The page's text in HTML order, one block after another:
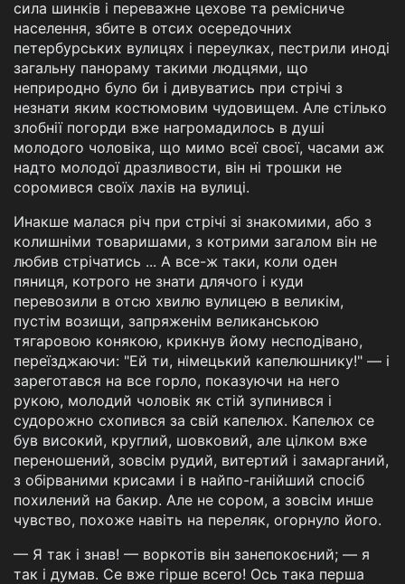
сила шинків і переважне цехове та ремісниче
населення, збите в отсих осередочних
петербурських вулицях і переулках, пестрили иноді
загальну панораму такими людцями, що
неприродно було би і дивуватись при стрічі з
незнати яким костюмовим чудовищем. Але стілько
злобнії погорди вже нагромадилось в душі
молодого чоловіка, що мимо всеї своєї, часами аж
надто молодої дразливости, він ні трошки не
соромився своїх лахів на вулиці.
Инакше малася річ при стрічі зі знакомими, або з
колишніми товаришами, з котрими загалом він не
любив стрічатись ... А все-ж таки, коли оден
пяниця, котрого не знати длячого і куди
перевозили в отсю хвилю вулицею в великім,
пустім возищи, запряженім великанською
тягаровою конякою, крикнув йому несподівано,
переїзджаючи: "Ей ти, німецький капелюшнику!" — і
зареготався на все горло, показуючи на него
рукою, молодий чоловік як стій зупинився і
судорожно схопився за свій капелюх. Капелюх се
був високий, круглий, шовковий, але цілком вже
переношений, зовсім рудий, витертий і замарганий,
з обірваними крисами і в найпо-ганійший спосіб
похилений на бакир. Але не сором, а зовсім инше
чувство, похоже навіть на переляк, огорнуло його.
— Я так і знав! — воркотів він занепокоєний; — я
так і думав. Се вже гірше всего! Ось така перша